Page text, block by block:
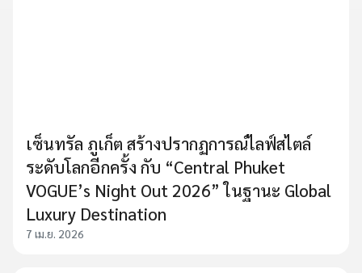
เซ็นทรัล ภูเก็ต สร้างปรากฏการณ์ไลฟ์สไตล์
ระดับโลกอีกครั้ง กับ “Central Phuket
VOGUE’s Night Out 2026” ในฐานะ Global
Luxury Destination
7 เม.ย. 2026